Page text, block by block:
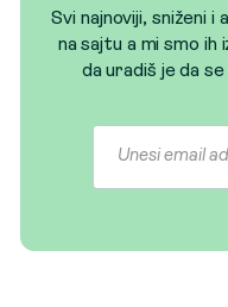
Svi najnoviji, sniženi
na sajtu a mi smo
da uradiš je da